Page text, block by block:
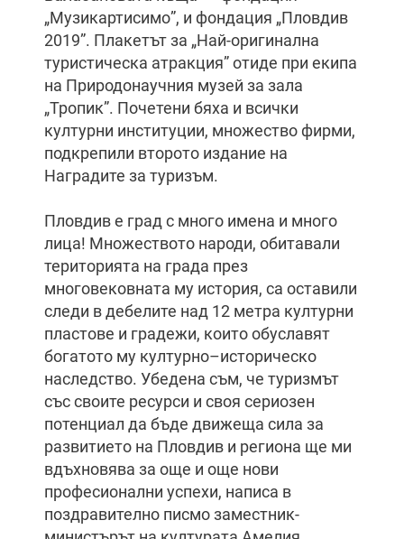
„Музикартисимо”, и фондация „Пловдив
2019”. Плакетът за „Най-оригинална
туристическа атракция” отиде при екипа
на Природонаучния музей за зала
„Тропик”. Почетени бяха и всички
културни институции, множество фирми,
подкрепили второто издание на
Наградите за туризъм.
Пловдив е град с много имена и много
лица! Множеството народи, обитавали
територията на града през
многовековната му история, са оставили
следи в дебелите над 12 метра културни
пластове и градежи, които обуславят
богатото му културно–историческо
наследство. Убедена съм, че туризмът
със своите ресурси и своя сериозен
потенциал да бъде движеща сила за
развитието на Пловдив и региона ще ми
вдъхновява за още и още нови
професионални успехи, написа в
поздравително писмо заместник-